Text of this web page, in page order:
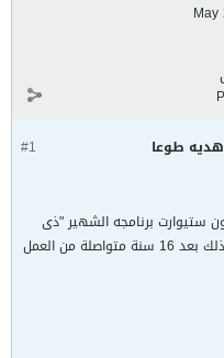
#1 طوعا
ستيوارت برنامجه الشهير "ذى
ديلي شو" ضجة واسعة بالولايات المتحدة، وذلك بعد 16 سنة متواصلة من العمل